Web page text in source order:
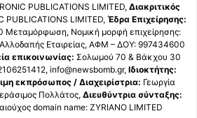
PUBLICATIONS LIMITED, Διακριτικός
PUBLICATIONS LIMITED, Έδρα Επιχείρησης:
Νομική μορφή επιχείρησης:
Εταιρείας, ΑΦΜ – ΔΟΥ: 997434600
επικοινωνίας: Σολωμού 70 & Βάκχου 30
info@newsbomb.gr, Ιδιοκτήτης:
εκπρόσωπος / Διαχειρίστρια: Γεωργία
Πολλάτος, Διευθύντρια σύνταξης:
domain name: ZYRIANO LIMITED